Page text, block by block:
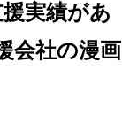
実績があ
会社の漫画